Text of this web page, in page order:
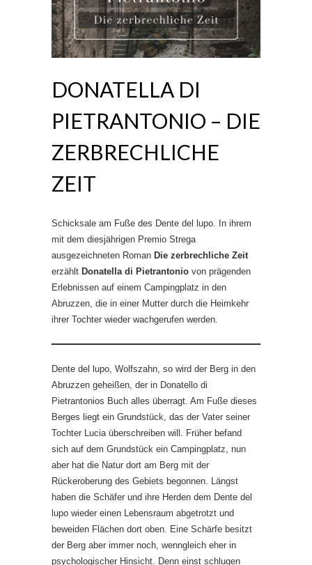
DONATELLA DI
PIETRANTONIO – DIE
ZERBRECHLICHE
ZEIT
Schicksale am Fuße des Dente del lupo. In ihrem
mit dem diesjährigen Premio Strega
ausgezeichneten Roman Die zerbrechliche Zeit
erzählt Donatella di Pietrantonio von prägenden
Erlebnissen auf einem Campingplatz in den
Abruzzen, die in einer Mutter durch die Heimkehr
ihrer Tochter wieder wachgerufen werden.
Dente del lupo, Wolfszahn, so wird der Berg in den
Abruzzen geheißen, der in Donatello di
Pietrantonios Buch alles überragt. Am Fuße dieses
Berges liegt ein Grundstück, das der Vater seiner
Tochter Lucia überschreiben will. Früher befand
sich auf dem Grundstück ein Campingplatz, nun
aber hat die Natur dort am Berg mit der
Rückeroberung des Gebiets begonnen. Längst
haben die Schäfer und ihre Herden dem Dente del
lupo wieder einen Lebensraum abgetrotzt und
beweiden Flächen dort oben. Eine Schärfe besitzt
der Berg aber immer noch, wenngleich eher in
psychologischer Hinsicht. Denn einst schlugen